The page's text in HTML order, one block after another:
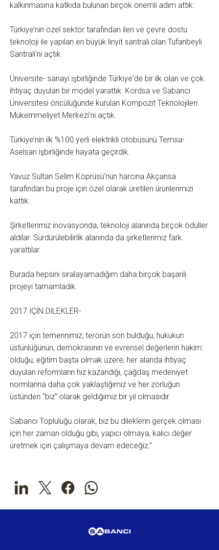
kalkınmasına katkıda bulunan birçok önemli adım attık:
Türkiye’nin özel sektör tarafından ileri ve çevre dostu
teknoloji ile yapılan en büyük linyit santrali olan Tufanbeyli
Santrali’ni açtık.
Üniversite- sanayi işbirliğinde Türkiye'de bir ilk olan ve çok
ihtiyaç duyulan bir model yarattık. Kordsa ve Sabancı
Üniversitesi öncülüğünde kurulan Kompozit Teknolojileri
Mükemmeliyet Merkezi'ni açtık.
Türkiye’nin ilk %100 yerli elektrikli otobüsünü Temsa-
Aselsan işbirliğinde hayata geçirdik.
Yavuz Sultan Selim Köprüsü’nün harcına Akçansa
tarafından bu proje için özel olarak üretilen ürünlerimizi
kattık.
Şirketlerimiz inovasyonda, teknoloji alanında birçok ödüller
aldılar. Sürdürülebilirlik alanında da şirketlerimiz fark
yarattılar.
Burada hepsini sıralayamadığım daha birçok başarılı
projeyi tamamladık.
2017 İÇİN DİLEKLER-
2017 için temennimiz; terörün son bulduğu, hukukun
üstünlüğünün, demokrasinin ve evrensel değerlerin hakim
olduğu, eğitim başta olmak üzere, her alanda ihtiyaç
duyulan reformların hız kazandığı, çağdaş medeniyet
normlarına daha çok yaklaştığımız ve her zorluğun
üstünden “biz” olarak geldiğimiz bir yıl olmasıdır.
Sabancı Topluluğu olarak, biz bu dileklerin gerçek olması
için her zaman olduğu gibi, yapıcı olmaya, kalıcı değer
üretmek için çalışmaya devam edeceğiz.”